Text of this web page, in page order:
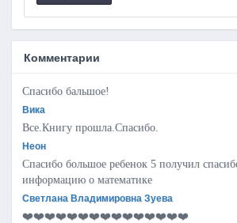
Комментарии
Спасибо бальшое!
Вика
Все.Книгу прошла.Спасибо.
Неон
Спасибо большое ребенок 5 получил
информацию о математике
Светлана Владимировна Зуева
❤️❤️❤️❤️❤️❤️❤️❤️❤️❤️❤️❤️❤️❤️❤️